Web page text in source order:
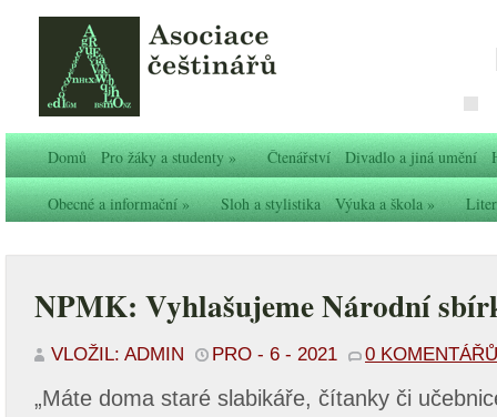
Domů Pro žáky a studenty» Čtenářství Divadlo a jiná umění
Obecné a informační» Sloh a stylistika Výuka a škola»
NPMK: Vyhlašujeme Národní
VLOŽIL: ADMIN PRO - 6 - 2021 0 KOMENTÁŘŮ
„Máte doma staré slabikáře, čítanky či